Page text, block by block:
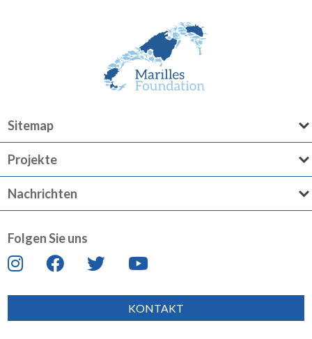
Sitemap
Projekte
Nachrichten
Folgen Sie uns
KONTAKT